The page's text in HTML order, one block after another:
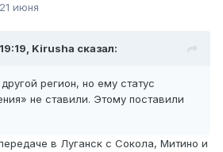
21 июня
Kirusha сказал:
регион, но ему статус
не ставили. Этому поставили
в Луганск с Сокола, Митино и